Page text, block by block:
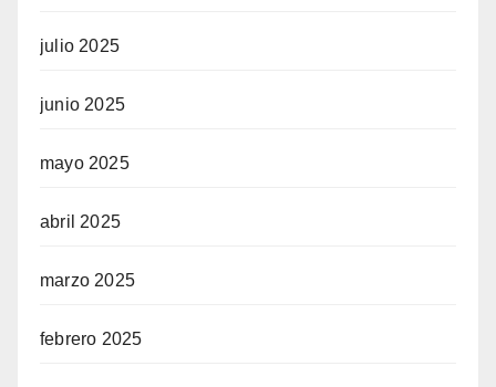
julio 2025
junio 2025
mayo 2025
abril 2025
marzo 2025
febrero 2025